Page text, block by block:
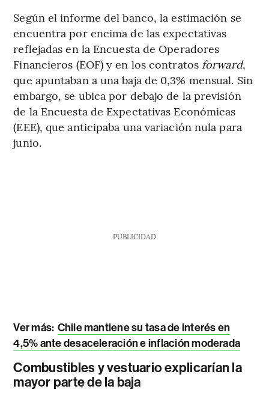
Según el informe del banco, la estimación se
encuentra por encima de las expectativas
reflejadas en la Encuesta de Operadores
Financieros (EOF) y en los contratos forward,
que apuntaban a una baja de 0,3% mensual. Sin
embargo, se ubica por debajo de la previsión
de la Encuesta de Expectativas Económicas
(EEE), que anticipaba una variación nula para
junio.
PUBLICIDAD
Ver más: Chile mantiene su tasa de interés en
4,5% ante desaceleración e inflación moderada
Combustibles y vestuario explicarían la
mayor parte de la baja